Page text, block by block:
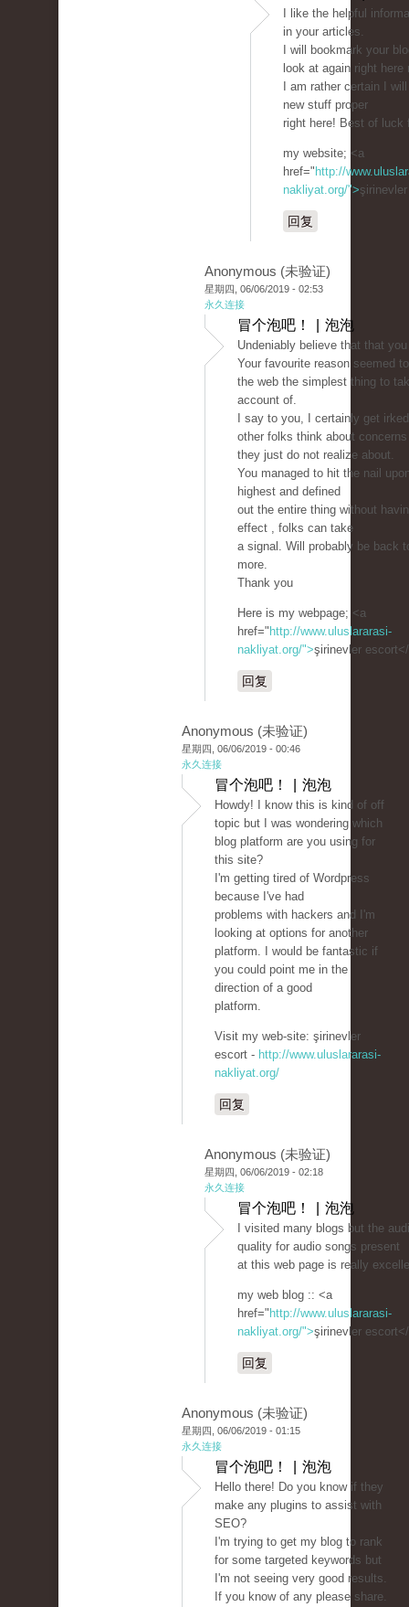
I like the helpful
in your articles.
I will bookmark your
look at again right here
I am rather certain I
new stuff proper
right here! Best of luck
my website; <a
href=" http://
nakliyat.org/">
回复
Anonymous (未验证)
星期四, 06/06/2019 - 02:53
永久连接
冒个泡吧！ | 泡泡
Undeniably believe that that
Your favourite reason seemed
the web the simplest thing to
account of.
I say to you, I certainly get
other folks think about
they just do not realize about.
You managed to hit the nail
highest and defined
out the entire thing without
effect , folks can take
a signal. Will probably be back
more.
Thank you
Here is my webpage; <a
href=" http://www.uluslararasi-
nakliyat.org/">şirinevler
回复
Anonymous (未验证)
星期四, 06/06/2019 - 00:46
永久连接
冒个泡吧！ | 泡泡
Howdy! I know this is kind of off
topic but I was wondering which
blog platform are you using for
this site?
I'm getting tired of Wordpress
because I've had
problems with hackers and I'm
looking at options for another
platform. I would be fantastic if
you could point me in the
direction of a good
platform.
Visit my web-site: şirinevler
escort - http://www.uluslararasi-
nakliyat.org/
回复
Anonymous (未验证)
星期四, 06/06/2019 - 02:18
永久连接
冒个泡吧！ | 泡泡
I visited many blogs but the
quality for audio songs present
at this web page is really
my web blog :: <a
href=" http://www.uluslararasi-
nakliyat.org/">şirinevler
回复
Anonymous (未验证)
星期四, 06/06/2019 - 01:15
永久连接
冒个泡吧！ | 泡泡
Hello there! Do you know if they
make any plugins to assist with
SEO?
I'm trying to get my blog to rank
for some targeted keywords but
I'm not seeing very good results.
If you know of any please share.